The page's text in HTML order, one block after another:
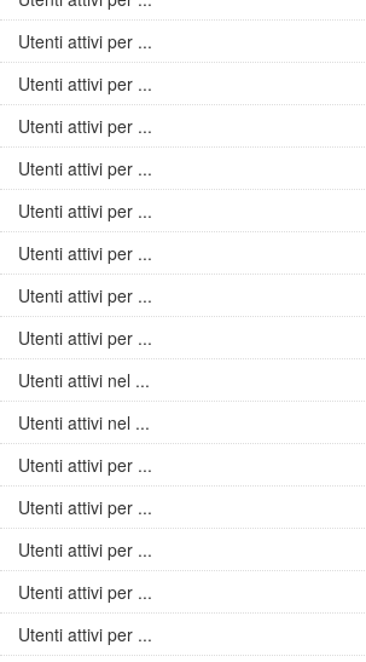
Utenti attivi per ...
Utenti attivi per ...
Utenti attivi per ...
Utenti attivi per ...
Utenti attivi per ...
Utenti attivi per ...
Utenti attivi per ...
Utenti attivi per ...
Utenti attivi nel ...
Utenti attivi nel ...
Utenti attivi per ...
Utenti attivi per ...
Utenti attivi per ...
Utenti attivi per ...
Utenti attivi per ...